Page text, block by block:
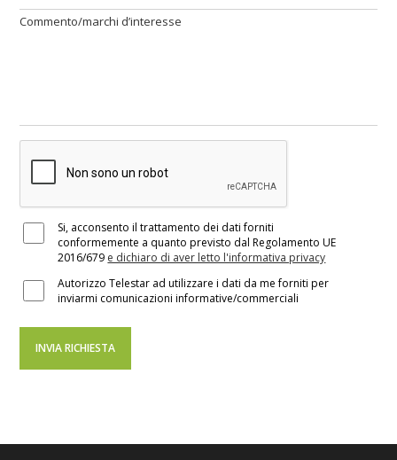
Si, acconsento il trattamento dei dati forniti
conformemente a quanto previsto dal Regolamento UE
2016/679 e dichiaro di aver letto l'informativa privacy
Autorizzo Telestar ad utilizzare i dati da me forniti per
inviarmi comunicazioni informative/commerciali